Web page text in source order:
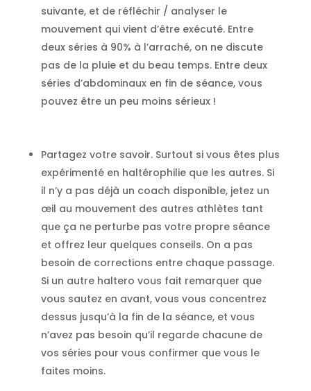
suivante, et de réfléchir / analyser le
mouvement qui vient d’être exécuté. Entre
deux séries à 90% à l’arraché, on ne discute
pas de la pluie et du beau temps. Entre deux
séries d’abdominaux en fin de séance, vous
pouvez être un peu moins sérieux !
Partagez votre savoir. Surtout si vous êtes plus
expérimenté en haltérophilie que les autres. Si
il n’y a pas déjà un coach disponible, jetez un
œil au mouvement des autres athlètes tant
que ça ne perturbe pas votre propre séance
et offrez leur quelques conseils. On a pas
besoin de corrections entre chaque passage.
Si un autre haltero vous fait remarquer que
vous sautez en avant, vous vous concentrez
dessus jusqu’à la fin de la séance, et vous
n’avez pas besoin qu’il regarde chacune de
vos séries pour vous confirmer que vous le
faites moins.